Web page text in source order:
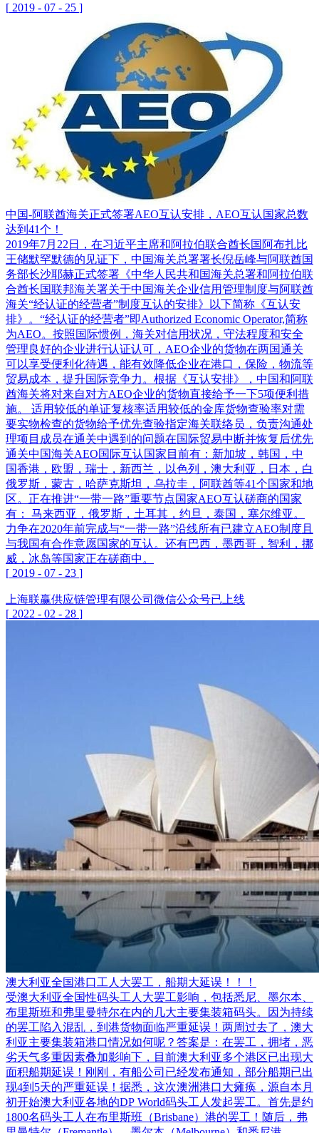
[ 2019 - 07 - 25 ]
中国-阿联酋海关正式签署AEO互认安排，AEO互认国家总数
达到41个！
2019年7月22日，在习近平主席和阿拉伯联合酋长国阿布扎比
王储默罕默德的见证下，中国海关总署署长倪岳峰与阿联酋国
务部长沙耶赫正式签署《中华人民共和国海关总署和阿拉伯联
合酋长国联邦海关署关于中国海关企业信用管理制度与阿联酋
海关“经认证的经营者”制度互认的安排》以下简称《互认安
排》。“经认证的经营者”即Authorized Economic Operator,简称
为AEO。按照国际惯例，海关对信用状况，守法程度和安全
管理良好的企业进行认证认可，AEO企业的货物在两国通关
可以享受便利化待遇，能有效降低企业在港口，保险，物流等
贸易成本，提升国际竞争力。根据《互认安排》，中国和阿联
酋海关将对来自对方AEO企业的货物直接给予一下5项便利措
施。 适用较低的单证复核率适用较低的金库货物查验率对需
要实物检查的货物给予优先查验指定海关联络员，负责沟通处
理项目成员在通关中遇到的问题在国际贸易中断并恢复后优先
通关中国海关AEO国际互认国家目前有：新加坡，韩国，中
国香港，欧盟，瑞士，新西兰，以色列，澳大利亚，日本，白
俄罗斯，蒙古，哈萨克斯坦，乌拉圭，阿联酋等41个国家和地
区。正在推进“一带一路”重要节点国家AEO互认磋商的国家
有： 马来西亚，俄罗斯，土耳其，约旦，泰国，塞尔维亚。
力争在2020年前完成与“一带一路”沿线所有已建立AEO制度且
与我国有合作意愿国家的互认。还有巴西，墨西哥，智利，挪
威，冰岛等国家正在磋商中。
[ 2019 - 07 - 23 ]
上海联赢供应链管理有限公司微信公众号已上线
[ 2022 - 02 - 28 ]
澳大利亚全国港口工人大罢工，船期大延误！！！
受澳大利亚全国性码头工人大罢工影响，包括悉尼、墨尔本、
布里斯班和弗里曼特尔在内的几大主要集装箱码头。因为持续
的罢工陷入混乱，到港货物面临严重延误！两周过去了，澳大
利亚主要集装箱港口情况如何呢？答案是：在罢工，拥堵，恶
劣天气多重因素叠加影响下，目前澳大利亚多个港区已出现大
面积船期延误！刚刚，有船公司已经发布通知，部分船期已出
现4到5天的严重延误！据悉，这次澳洲港口大瘫痪，源自本月
初开始澳大利亚各地的DP World码头工人发起罢工。首先是约
1800名码头工人在布里斯班（Brisbane）港的罢工！随后，弗